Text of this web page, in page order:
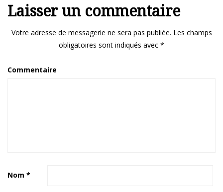
Laisser un commentaire
Votre adresse de messagerie ne sera pas publiée. Les champs
obligatoires sont indiqués avec *
Commentaire
Nom *